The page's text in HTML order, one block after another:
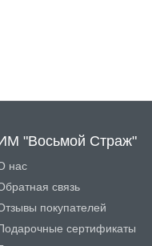
"Восьмой Страж"
нас
связь
покупателей
сертификаты